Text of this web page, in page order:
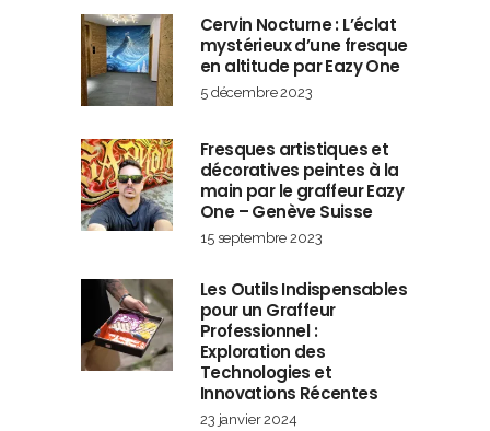
Cervin Nocturne : L’éclat
mystérieux d’une fresque
en altitude par Eazy One
5 décembre 2023
Fresques artistiques et
décoratives peintes à la
main par le graffeur Eazy
One – Genève Suisse
15 septembre 2023
Les Outils Indispensables
pour un Graffeur
Professionnel :
Exploration des
Technologies et
Innovations Récentes
23 janvier 2024